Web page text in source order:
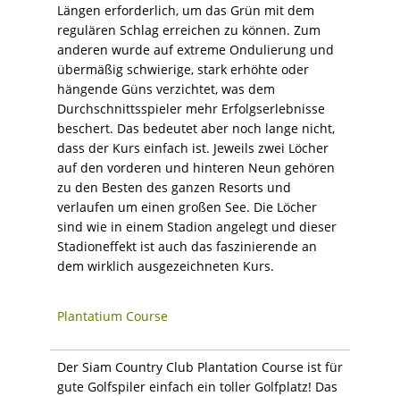
Längen erforderlich, um das Grün mit dem
regulären Schlag erreichen zu können. Zum
anderen wurde auf extreme Ondulierung und
übermäßig schwierige, stark erhöhte oder
hängende Güns verzichtet, was dem
Durchschnittsspieler mehr Erfolgserlebnisse
beschert. Das bedeutet aber noch lange nicht,
dass der Kurs einfach ist. Jeweils zwei Löcher
auf den vorderen und hinteren Neun gehören
zu den Besten des ganzen Resorts und
verlaufen um einen großen See. Die Löcher
sind wie in einem Stadion angelegt und dieser
Stadioneffekt ist auch das faszinierende an
dem wirklich ausgezeichneten Kurs.
Plantatium Course
Der Siam Country Club Plantation Course ist für
gute Golfspiler einfach ein toller Golfplatz! Das